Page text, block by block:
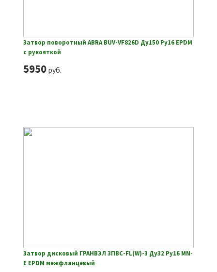
Затвор поворотный ABRA BUV-VF826D Ду150 Ру16 EPDM
с рукояткой
5950руб.
Затвор дисковый ГРАНВЭЛ ЗПВС-FL(W)-3 Ду32 Ру16 MN-
E EPDM межфланцевый